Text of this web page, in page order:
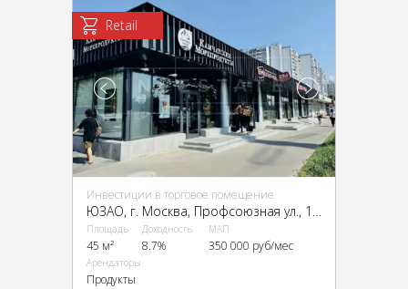
Retail
Инвестиции в торговое помещение
ЮЗАО, г. Москва, Профсоюзная ул., 152к1
Площадь
45 м²
Доходность
8.7%
МАП
350 000 руб/мес
Арендаторы
Продукты